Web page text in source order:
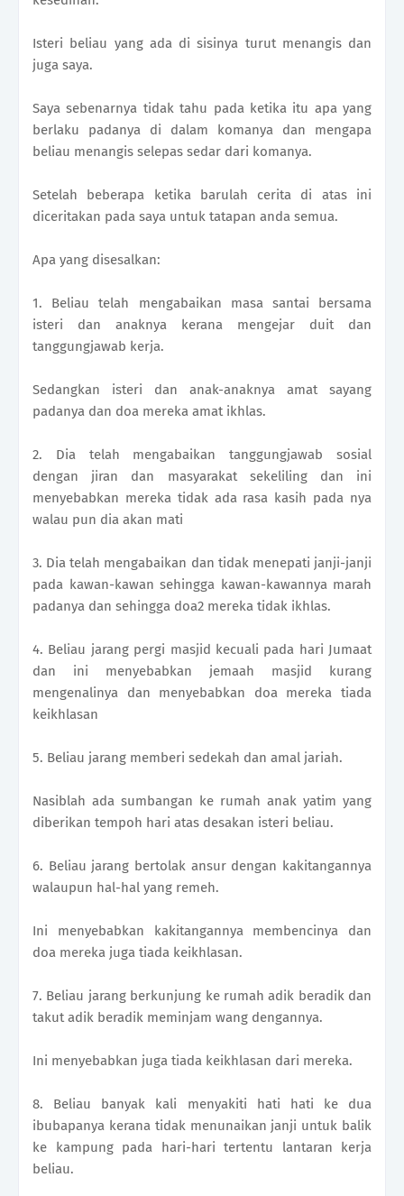
Isteri beliau yang ada di sisinya turut menangis dan
juga saya.
Saya sebenarnya tidak tahu pada ketika itu apa yang
berlaku padanya di dalam komanya dan mengapa
beliau menangis selepas sedar dari komanya.
Setelah beberapa ketika barulah cerita di atas ini
diceritakan pada saya untuk tatapan anda semua.
Apa yang disesalkan:
1. Beliau telah mengabaikan masa santai bersama
isteri dan anaknya kerana mengejar duit dan
tanggungjawab kerja.
Sedangkan isteri dan anak-anaknya amat sayang
padanya dan doa mereka amat ikhlas.
2. Dia telah mengabaikan tanggungjawab sosial
dengan jiran dan masyarakat sekeliling dan ini
menyebabkan mereka tidak ada rasa kasih pada nya
walau pun dia akan mati
3. Dia telah mengabaikan dan tidak menepati janji-janji
pada kawan-kawan sehingga kawan-kawannya marah
padanya dan sehingga doa2 mereka tidak ikhlas.
4. Beliau jarang pergi masjid kecuali pada hari Jumaat
dan ini menyebabkan jemaah masjid kurang
mengenalinya dan menyebabkan doa mereka tiada
keikhlasan
5. Beliau jarang memberi sedekah dan amal jariah.
Nasiblah ada sumbangan ke rumah anak yatim yang
diberikan tempoh hari atas desakan isteri beliau.
6. Beliau jarang bertolak ansur dengan kakitangannya
walaupun hal-hal yang remeh.
Ini menyebabkan kakitangannya membencinya dan
doa mereka juga tiada keikhlasan.
7. Beliau jarang berkunjung ke rumah adik beradik dan
takut adik beradik meminjam wang dengannya.
Ini menyebabkan juga tiada keikhlasan dari mereka.
8. Beliau banyak kali menyakiti hati hati ke dua
ibubapanya kerana tidak menunaikan janji untuk balik
ke kampung pada hari-hari tertentu lantaran kerja
beliau.